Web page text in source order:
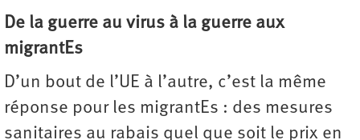
De la guerre au virus à la guerre aux
migrantEs
D’un bout de l’UE à l’autre, c’est la même
réponse pour les migrantEs : des mesures
sanitaires au rabais quel que soit le prix en